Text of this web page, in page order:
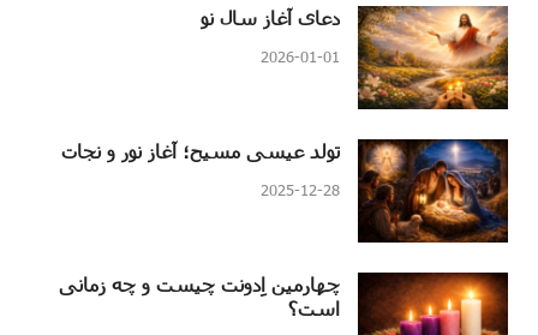
دعای آغاز سال نو
2026-01-01
تولد عیسی مسیح؛ آغاز نور و نجات
2025-12-28
چهارمین اِدونت چیست و چه زمانی
است؟